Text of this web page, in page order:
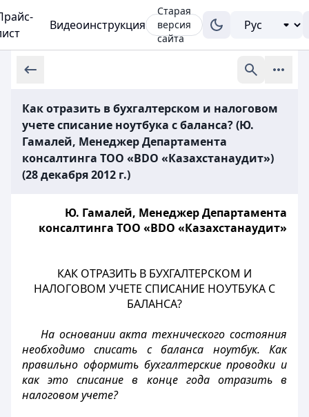
Видеоинструкция
Старая
версия
сайта
Как отразить в бухгалтерском и налоговом
учете списание ноутбука с баланса? (Ю.
Гамалей, Менеджер Департамента
консалтинга ТОО «BDO «Казахстанаудит»)
(28 декабря 2012 г.)
Ю. Гамалей, Менеджер Департамента
консалтинга ТОО «BDO «Казахстанаудит»
КАК ОТРАЗИТЬ В БУХГАЛТЕРСКОМ И
НАЛОГОВОМ УЧЕТЕ СПИСАНИЕ НОУТБУКА С
БАЛАНСА?
На основании акта технического состояния
необходимо списать с баланса ноутбук. Как
правильно оформить бухгалтерские проводки и
как это списание в конце года отразить в
налоговом учете?